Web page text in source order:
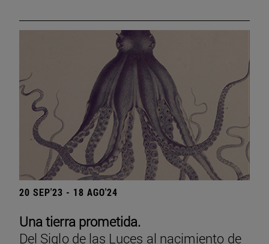
20 SEP'23 - 18 AGO'24
Una tierra prometida.
Del Siglo de las Luces al nacimiento de